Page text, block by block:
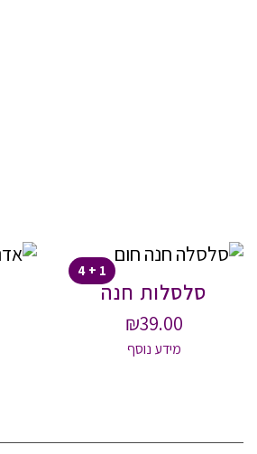
1 + 4
סלסלות חנה
₪39.00
מידע נוסף